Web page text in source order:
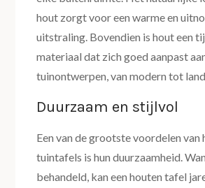
hout zorgt voor een warme en
uitstraling. Bovendien is hout een
materiaal dat zich goed aanpast
tuinontwerpen, van modern tot
Duurzaam en stijlvol
Een van de grootste voordelen van
tuintafels is hun duurzaamheid.
behandeld, kan een houten tafel